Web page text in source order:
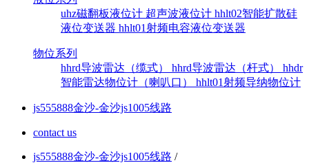
uhz磁翻板液位计 超声波液位计 hhlt02智能扩散硅
液位变送器 hhlt01射频电容液位变送器
物位系列
hhrd导波雷达（缆式） hhrd导波雷达（杆式） hhdr
智能雷达物位计（喇叭口） hhlt01射频导纳物位计
js555888金沙-金沙js1005线路
contact us
js555888金沙-金沙js1005线路 /